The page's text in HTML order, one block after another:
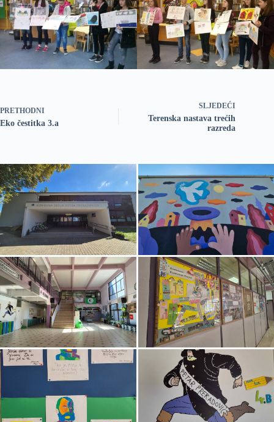
PRETHODNI
Eko čestitka 3.a
SLJEDEĆI
Terenska nastava trećih
razreda